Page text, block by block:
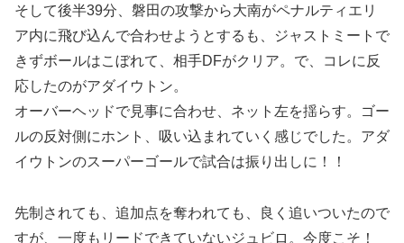
そして後半39分、磐田の攻撃から大南がペナルティエリ
ア内に飛び込んで合わせようとするも、ジャストミートで
きずボールはこぼれて、相手DFがクリア。で、コレに反
応したのがアダイウトン。
オーバーヘッドで見事に合わせ、ネット左を揺らす。ゴー
ルの反対側にホント、吸い込まれていく感じでした。アダ
イウトンのスーパーゴールで試合は振り出しに！！
先制されても、追加点を奪われても、良く追いついたので
すが、一度もリードできていないジュビロ。今度こそ！